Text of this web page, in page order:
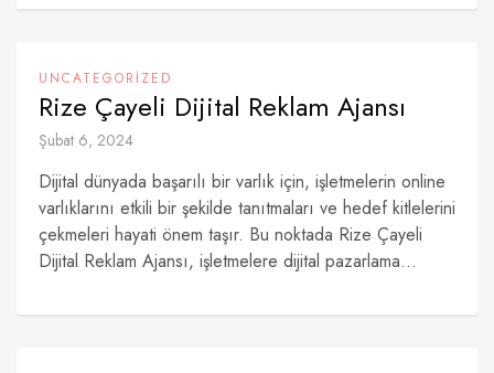
UNCATEGORIZED
Rize Çayeli Dijital Reklam Ajansı
Şubat 6, 2024
Dijital dünyada başarılı bir varlık için, işletmelerin online
varlıklarını etkili bir şekilde tanıtmaları ve hedef kitlelerini
çekmeleri hayati önem taşır. Bu noktada Rize Çayeli
Dijital Reklam Ajansı, işletmelere dijital pazarlama...